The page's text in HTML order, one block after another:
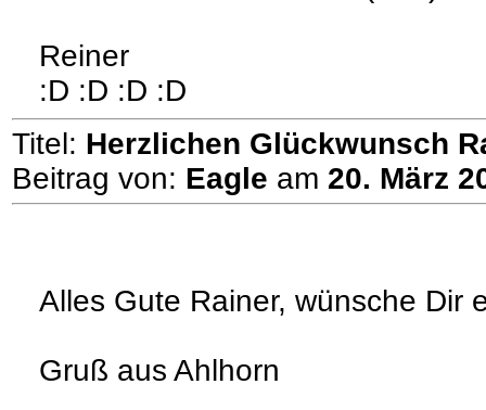
Reiner
:D :D :D :D
Titel: Herzlichen Glückwunsch
Beitrag von: Eagle am 20. März
Alles Gute Rainer, wünsche Dir
Gruß aus Ahlhorn